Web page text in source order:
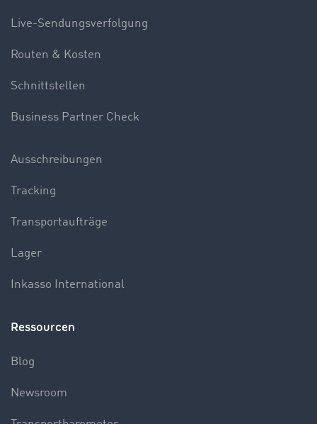
Live-Sendungsverfolgung
Routen & Kosten
Schnittstellen
Business Partner Check
Ausschreibungen
Tracking
Transportaufträge
Lager
Inkasso International
Ressourcen
Blog
Newsroom